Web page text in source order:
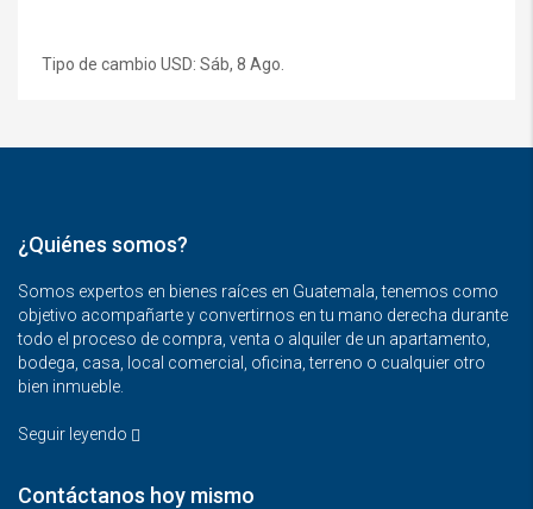
Tipo de cambio USD: Sáb, 8 Ago.
¿Quiénes somos?
Somos expertos en bienes raíces en Guatemala, tenemos como
objetivo acompañarte y convertirnos en tu mano derecha durante
todo el proceso de compra, venta o alquiler de un apartamento,
bodega, casa, local comercial, oficina, terreno o cualquier otro
bien inmueble.
Seguir leyendo
Contáctanos hoy mismo